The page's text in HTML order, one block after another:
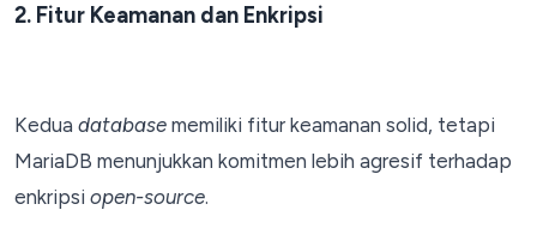
2. Fitur Keamanan dan Enkripsi
Kedua database memiliki fitur keamanan solid, tetapi
MariaDB menunjukkan komitmen lebih agresif terhadap
enkripsi open-source.